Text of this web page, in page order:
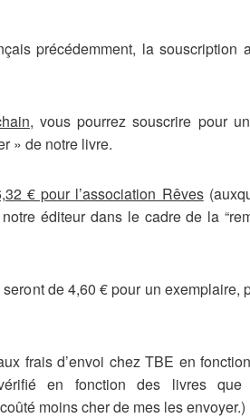
précédemment, la souscription
, vous pourrez souscrire pour
» de notre livre.
€ pour l’association Rêves
éditeur dans le cadre de la
de 4,60 € pour un exemplaire,
frais d’envoi chez TBE en
en fonction des livres que
moins cher de mes les envoyer.)